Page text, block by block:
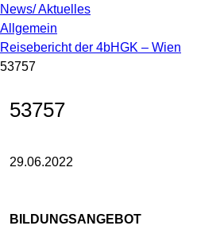
News/ Aktuelles
Allgemein
Reisebericht der 4bHGK – Wien
53757
53757
29.06.2022
BILDUNGSANGEBOT